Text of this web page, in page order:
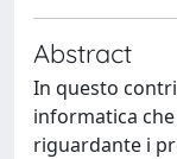
Abstract
In questo
informatica
riguardante i